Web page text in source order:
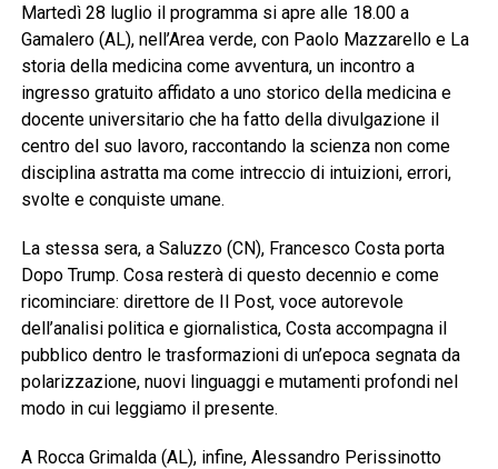
Martedì 28 luglio il programma si apre alle 18.00 a
Gamalero (AL), nell’Area verde, con Paolo Mazzarello e La
storia della medicina come avventura, un incontro a
ingresso gratuito affidato a uno storico della medicina e
docente universitario che ha fatto della divulgazione il
centro del suo lavoro, raccontando la scienza non come
disciplina astratta ma come intreccio di intuizioni, errori,
svolte e conquiste umane.
La stessa sera, a Saluzzo (CN), Francesco Costa porta
Dopo Trump. Cosa resterà di questo decennio e come
ricominciare: direttore de Il Post, voce autorevole
dell’analisi politica e giornalistica, Costa accompagna il
pubblico dentro le trasformazioni di un’epoca segnata da
polarizzazione, nuovi linguaggi e mutamenti profondi nel
modo in cui leggiamo il presente.
A Rocca Grimalda (AL), infine, Alessandro Perissinotto